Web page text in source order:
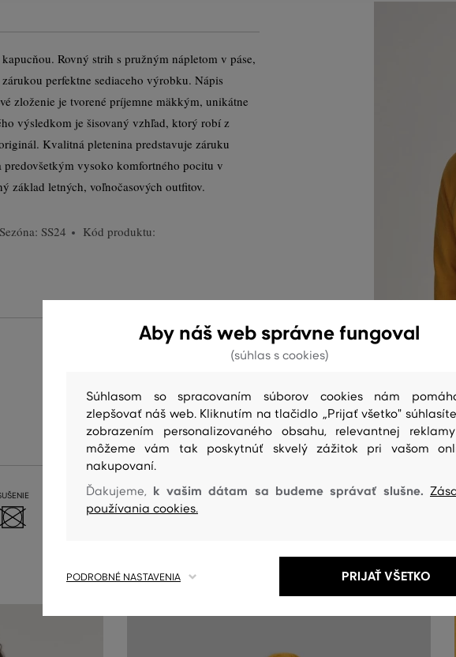
Rovný strih s pružným nápletom v páse,
perfektne sediaceho výrobku. Nápis
zloženie je tvorené príjemne mäkkým, unikátne
výsledkom je šisovaný vzhľad, ktorý robí z
Kvalitná pletenina predstavuje záruku
predovšetkým vysoko komfortného pocitu v
základ letných, voľnočasových outfitov.
Sezóna: SS24
Kód produktu:
ŽEHLENIE ČISTENIE
Aby náš web správne fungoval
(súhlas s cookies)
Súhlasom so spracovaním súborov cookies nám
zlepšovať náš web. Kliknutím na tlačidlo „Prijať všetko"
zobrazením personalizovaného obsahu, relevantnej
môžeme vám tak poskytnúť skvelý zážitok pri vašom
nakupovaní.
Ďakujeme, k vašim dátam sa budeme správať slušne.
používania cookies.
PODROBNÉ NASTAVENIA PRIJAŤ VŠETKO